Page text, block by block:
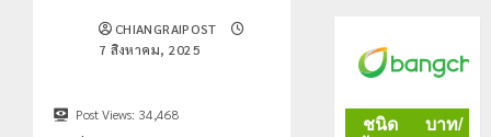
CHIANGRAIPOST
7 สิงหาคม, 2025
Post Views: 34,468